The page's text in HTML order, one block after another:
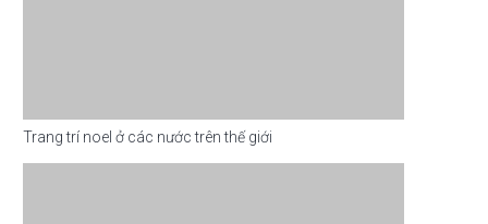
Trang trí noel ở các nước trên thế giới